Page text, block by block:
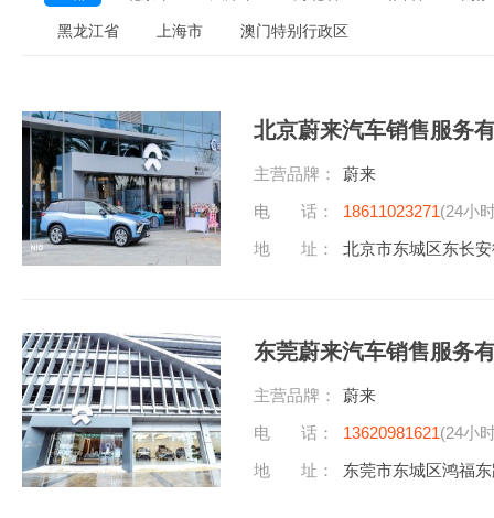
黑龙江省 上海市 澳门特别行政区
北京蔚来汽车销售服务
主营品牌：
蔚来
电 话：
18611023271(24小
地 址：
北京市东城区东长
东莞蔚来汽车销售服务
主营品牌：
蔚来
电 话：
13620981621(24小
地 址：
东莞市东城区鸿福